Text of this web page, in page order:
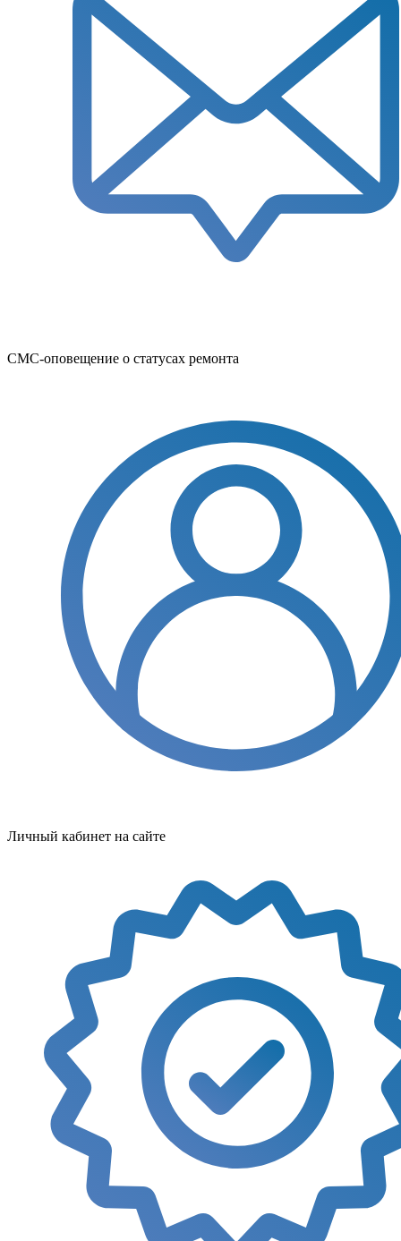
СМС-оповещение о статусах ремонта
Личный кабинет на сайте